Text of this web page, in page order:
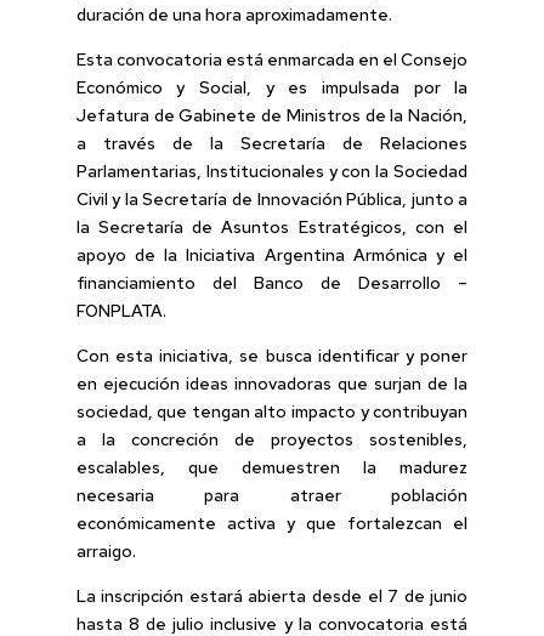
duración de una hora aproximadamente.
Esta convocatoria está enmarcada en el Consejo
Económico y Social, y es impulsada por la
Jefatura de Gabinete de Ministros de la Nación,
a través de la Secretaría de Relaciones
Parlamentarias, Institucionales y con la Sociedad
Civil y la Secretaría de Innovación Pública, junto a
la Secretaría de Asuntos Estratégicos, con el
apoyo de la Iniciativa Argentina Armónica y el
financiamiento del Banco de Desarrollo –
FONPLATA.
Con esta iniciativa, se busca identificar y poner
en ejecución ideas innovadoras que surjan de la
sociedad, que tengan alto impacto y contribuyan
a la concreción de proyectos sostenibles,
escalables, que demuestren la madurez
necesaria para atraer población
económicamente activa y que fortalezcan el
arraigo.
La inscripción estará abierta desde el 7 de junio
hasta 8 de julio inclusive y la convocatoria está